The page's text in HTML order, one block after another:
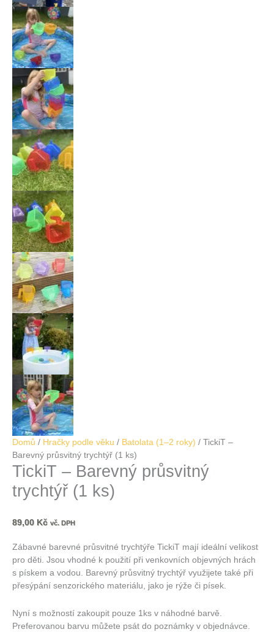
Domů / Hračky podle věku / Batolata (1–2 roky) / TickiT –
Barevný průsvitný trychtýř (1 ks)
TickiT – Barevný průsvitný
trychtýř (1 ks)
89,00 Kč vč. DPH
Zábavné barevné průsvitné trychtýře TickiT mají ideální velikost
pro děti. Jsou vhodné k použití při venkovních objevných hrách
s pískem a vodou. Barevný průsvitný trychtýř využijete také při
přesýpání senzorického materiálu, jako je rýže či písek.
Nyní s možností zakoupit pouze 1ks v náhodné barvě.
Preferovanou barvu můžete psát do poznámky v objednávce.